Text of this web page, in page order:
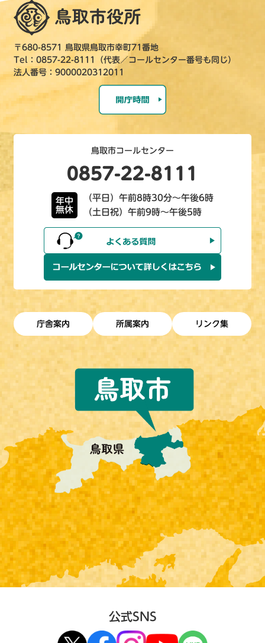
〒680-8571 鳥取県鳥取市幸町71番地
Tel：0857-22-8111（代表／コールセンター番号も同じ）
法人番号：9000020312011
鳥取市コールセンター
0857-22-8111
年中
無休
（平日）午前8時30分～午後6時
（土日祝）午前9時～午後5時
庁舎案内 所属案内 リンク集
公式SNS